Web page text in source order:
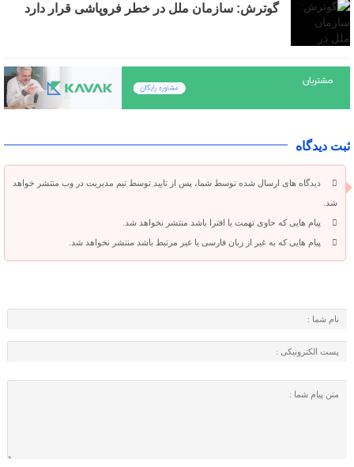
گوترش: سازمان ملل در خطر فروپاشی قرار دارد
ثبت دیدگاه
دیدگاه های ارسال شده توسط شما، پس از تایید توسط تیم مدیریت در وب منتشر خواهد
شد.
پیام هایی که حاوی تهمت یا افترا باشد منتشر نخواهد شد.
پیام هایی که به غیر از زبان فارسی یا غیر مرتبط باشد منتشر نخواهد شد.